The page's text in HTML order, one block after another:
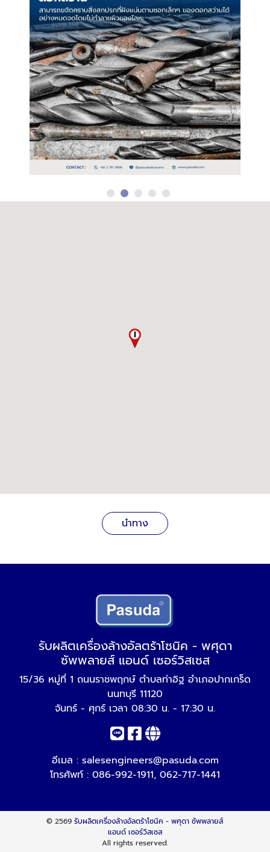
นำทาง
รับผลิตเครื่องล้างอัลตร้าโซนิค - พศุดา
ซัพพลายส์ แอนด์ เซอร์วิสเซส
15/36 หมู่ที่ 1 ถนนราชพฤกษ์ ตำบลท่าอิฐ อำเภอปากเกร็ด
นนทบุรี 11120
จันทร์ - ศุกร์ เวลา 08:30 น. - 17:30 น.
อีเมล : salesengineers@pasuda.com
โทรศัพท์ : 086-992-1911, 062-717-1441
© 2569รับผลิตเครื่องล้างอัลตร้าโซนิค - พศุดา ซัพพลายส์
แอนด์ เซอร์วิสเซส
All rights reserved.